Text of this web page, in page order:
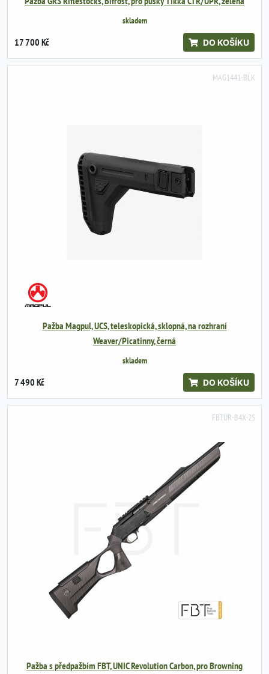
skladem
17 700 Kč DO KOŠÍKU
MAG1441-BLK
Pažba Magpul, UCS, teleskopická, sklopná, na rozhraní
Weaver/Picatinny, černá
skladem
7 490 Kč DO KOŠÍKU
FBTUR-B4X-25
Pažba s předpažbím FBT, UNIC Revolution Carbon, pro Browning